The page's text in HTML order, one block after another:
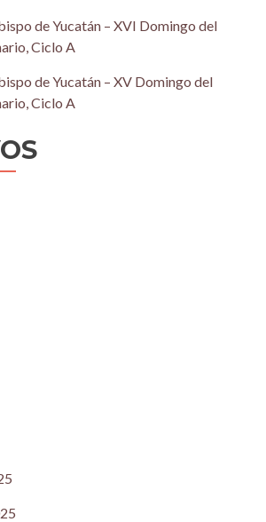
de Yucatán – XVI Domingo del
Ciclo A
de Yucatán – XV Domingo del
Ciclo A